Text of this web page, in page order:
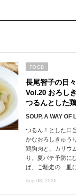
長尾智子の日
Vol.20 おろし
つるんとした
SOUP, A WAY OF
つるん！とした口
かなおろしきゅう
鶏胸肉と、カリウ
り。夏バテ予防に
ば、ご馳走の一皿に
Aug 08, 2026
FOOD